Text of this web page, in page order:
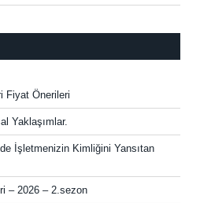
Fiyat Önerileri
Yaklaşımlar.
İşletmenizin Kimliğini Yansıtan
– 2026 – 2.sezon